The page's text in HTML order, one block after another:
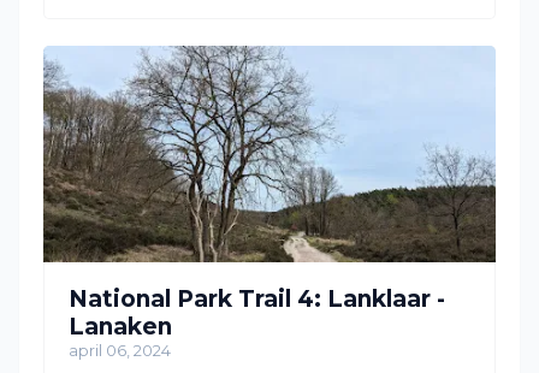
National Park Trail 4: Lanklaar -
Lanaken
april 06, 2024